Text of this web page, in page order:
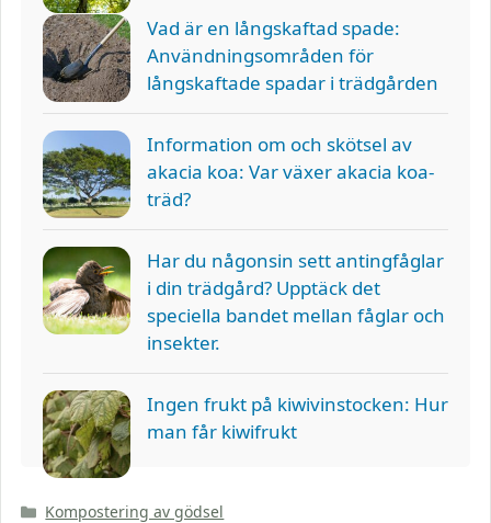
Vad är en långskaftad spade:
Användningsområden för
långskaftade spadar i trädgården
Information om och skötsel av
akacia koa: Var växer akacia koa-
träd?
Har du någonsin sett antingfåglar
i din trädgård? Upptäck det
speciella bandet mellan fåglar och
insekter.
Ingen frukt på kiwivinstocken: Hur
man får kiwifrukt
Kategorier
Kompostering av gödsel